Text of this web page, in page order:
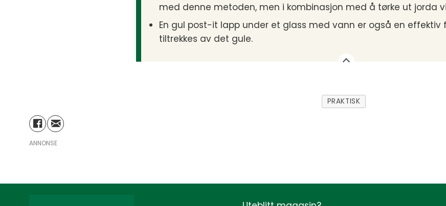
med denne metoden, men i kombinasjon med å tørke ut jorda
En gul post-it lapp under et glass med vann er også en
tiltrekkes av det gule.
PRAKTISK
ANNONSE